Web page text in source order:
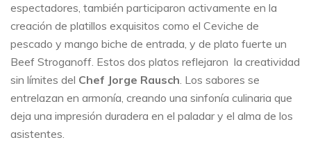
espectadores, también participaron activamente en la
creación de platillos exquisitos como el Ceviche de
pescado y mango biche de entrada, y de plato fuerte un
Beef Stroganoff. Estos dos platos reflejaron la creatividad
sin límites del Chef Jorge Rausch. Los sabores se
entrelazan en armonía, creando una sinfonía culinaria que
deja una impresión duradera en el paladar y el alma de los
asistentes.